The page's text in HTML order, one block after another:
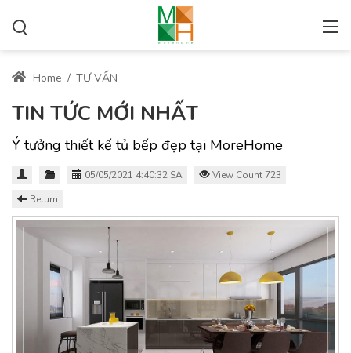
Home / TƯ VẤN
TIN TỨC MỚI NHẤT
Ý tưởng thiết kế tủ bếp đẹp tại MoreHome
05/05/2021 4:40:32 SA
View Count 723
Return